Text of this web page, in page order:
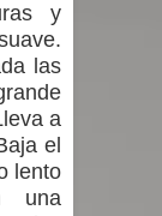
y
las
a
el
lento
una